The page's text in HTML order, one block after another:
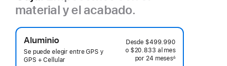
material y el acabado.
Aluminio
Se puede elegir entre GPS y
GPS + Cellular
Desde $499.990
o $20.833 al mes
por 24 mesesmeses
Nota a pie de página
∆